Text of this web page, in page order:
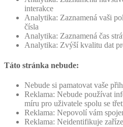
interakce
Analytika: Zaznamená vaši
čísla
Analytika: Zaznamená čas
Analytika: Zvýší kvalitu dat
Táto stránka nebude:
Nebude si pamatovat vaše
Reklama: Nebude používat
míru pro uživatele spolu se
Reklama: Nepovolí vám
Reklama: Neidentifikuje